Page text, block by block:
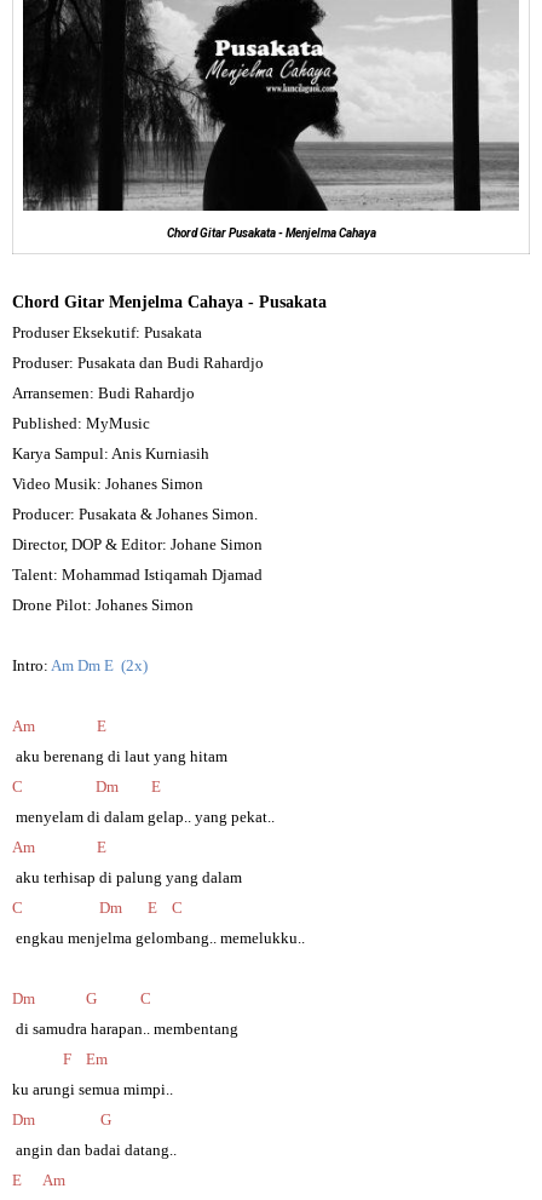
Chord Gitar Pusakata - Menjelma Cahaya
Chord Gitar Menjelma Cahaya - Pusakata
Produser Eksekutif: Pusakata
Produser: Pusakata dan Budi Rahardjo
Arransemen: Budi Rahardjo
Published: MyMusic
Karya Sampul: Anis Kurniasih
Video Musik: Johanes Simon
Producer: Pusakata & Johanes Simon.
Director, DOP & Editor: Johane Simon
Talent: Mohammad Istiqamah Djamad
Drone Pilot: Johanes Simon
Intro: Am Dm E (2x)
Am E
aku berenang di laut yang hitam
C Dm E
menyelam di dalam gelap.. yang pekat..
Am E
aku terhisap di palung yang dalam
C Dm E C
engkau menjelma gelombang.. memelukku..
Dm G C
di samudra harapan.. membentang
F Em
ku arungi semua mimpi..
Dm G
angin dan badai datang..
E Am